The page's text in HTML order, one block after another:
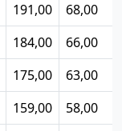
191,00
68,00
184,00
66,00
175,00
63,00
159,00
58,00